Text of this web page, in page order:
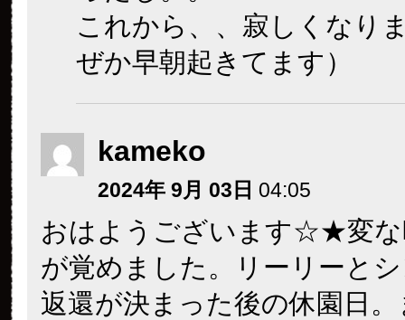
これから、、寂しくなり
ぜか早朝起きてます）
kameko
2024年 9月 03日 04:05
おはようございます☆★変な
が覚めました。リーリーと
返還が決まった後の休園日